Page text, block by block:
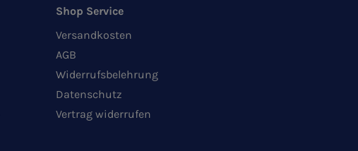
Shop Service
Versandkosten
AGB
Widerrufsbelehrung
Datenschutz
Vertrag widerrufen